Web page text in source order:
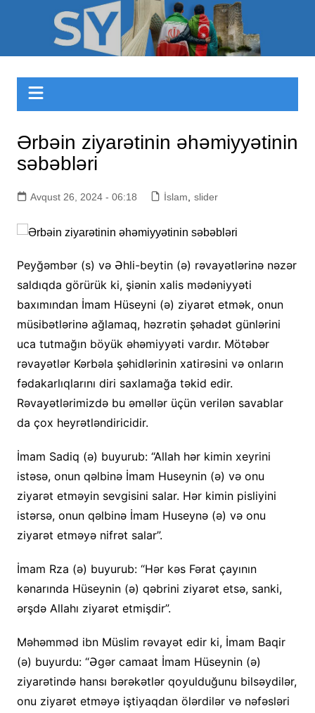
Sizinyol.org
Ərbəin ziyarətinin əhəmiyyətinin
səbəbləri
Avqust 26, 2024 - 06:18 İslam slider
Peyğəmbər (s) və Əhli-beytin (ə) rəvayətlərinə nəzər
saldıqda görürük ki, şiənin xalis mədəniyyəti
baxımından İmam Hüseyni (ə) ziyarət etmək, onun
müsibətlərinə ağlamaq, həzrətin şəhadət günlərini
uca tutmağın böyük əhəmiyyəti vardır. Mötəbər
rəvayətlər Kərbəla şəhidlərinin xatirəsini və onların
fədakarlıqlarını diri saxlamağa təkid edir.
Rəvayətlərimizdə bu əməllər üçün verilən savablar
da çox heyrətləndiricidir.
İmam Sadiq (ə) buyurub: “Allah hər kimin xeyrini
istəsə, onun qəlbinə İmam Huseynin (ə) və onu
ziyarət etməyin sevgisini salar. Hər kimin pisliyini
istərsə, onun qəlbinə İmam Huseynə (ə) və onu
ziyarət etməyə nifrət salar”.
İmam Rza (ə) buyurub: “Hər kəs Fərat çayının
kənarında Hüseynin (ə) qəbrini ziyarət etsə, sanki,
ərşdə Allahı ziyarət etmişdir”.
Məhəmməd ibn Müslim rəvayət edir ki, İmam Baqir
(ə) buyurdu: “Əgər camaat İmam Hüseynin (ə)
ziyarətində hansı bərəkətlər qoyulduğunu bilsəydilər,
onu ziyarət etməyə iştiyaqdan ölərdilər və nəfəsləri